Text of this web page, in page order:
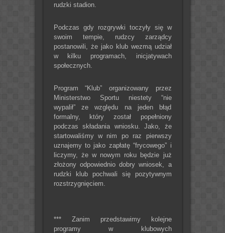
rudzki stadion.
Podczas gdy rozgrywki toczyły się w
swoim tempie, rudzcy zarządcy
postanowili, że jako klub wezmą udział
w kilku programach, inicjatywach
społecznych.
Program “Klub” organizowany przez
Ministerstwo Sportu niestety “nie
wypalił” ze względu na jeden błąd
formalny, który został popełniony
podczas składania wniosku. Jako, że
startowaliśmy w nim po raz pierwszy
uznajemy to jako zapłatę “frycowego” i
liczymy, że w nowym roku będzie już
złożony odpowiednio dobry wniosek, a
rudzki klub pochwali się pozytywnym
rozstrzygnięciem.
*** Zanim przedstawimy kolejne
programy w klubowych